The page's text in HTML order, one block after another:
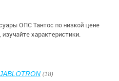
ОПС Тантос по низкой цене
характеристики.
JABLOTRON (18)